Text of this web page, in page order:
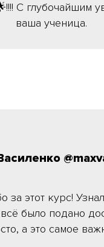
С глубочайшим
ваша ученица.
за этот курс!
было подано
а это самое